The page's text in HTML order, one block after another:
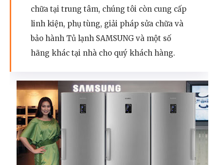
chữa tại trung tâm, chúng tôi còn cung cấp
linh kiện, phụ tùng, giải pháp sửa chữa và
bảo hành Tủ lạnh SAMSUNG và một số
hãng khác tại nhà cho quý khách hàng.